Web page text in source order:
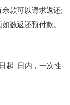
款可以请求返还;
数返还预付款。
起_日内，一次性